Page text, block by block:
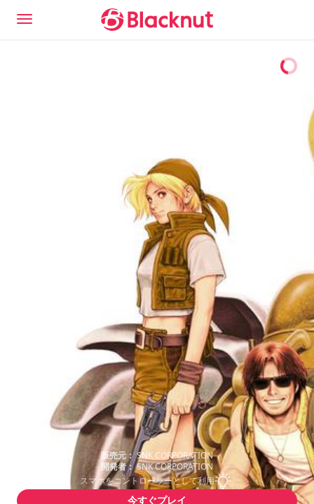
販売元：SNK CORPORATION
開発者：SNK CORPORATION
スマホをコントローラーとして利用
今すぐプレイ